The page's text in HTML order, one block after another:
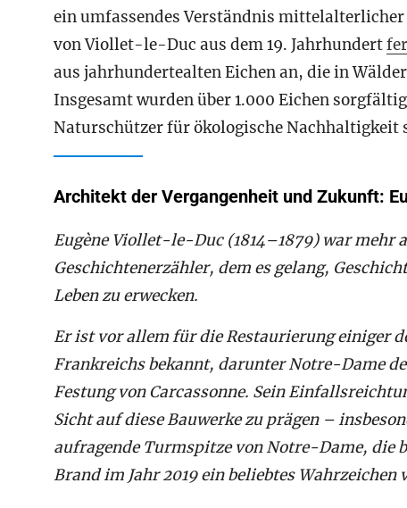
ein umfassendes Verständnis
von Viollet-le-Duc aus dem 19. Jahrhundert
aus jahrhundertealten Eichen an, die in
Insgesamt wurden über 1.000 Eichen
Naturschützer für ökologische Nachhaltigkeit
Architekt der Vergangenheit und Zukunft:
Eugène Viollet-le-Duc (1814–1879) war mehr
Geschichtenerzähler, dem es gelang,
Leben zu erwecken.
Er ist vor allem für die Restaurierung einiger
Frankreichs bekannt, darunter Notre-Dame
Festung von Carcassonne. Sein
Sicht auf diese Bauwerke zu prägen –
aufragende Turmspitze von Notre-Dame, die
Brand im Jahr 2019 ein beliebtes Wahrzeichen